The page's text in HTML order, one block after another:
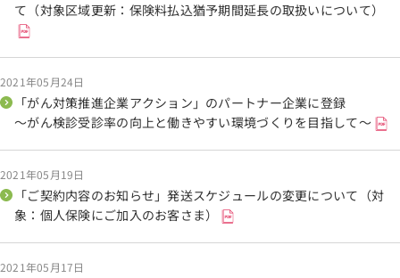
て（対象区域更新：保険料払込猶予期間延長の取扱いについて）
2021年05月24日
「がん対策推進企業アクション」のパートナー企業に登録
～がん検診受診率の向上と働きやすい環境づくりを目指して～
2021年05月19日
「ご契約内容のお知らせ」発送スケジュールの変更について（対
象：個人保険にご加入のお客さま）
2021年05月17日